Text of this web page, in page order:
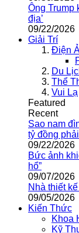
Ông Trump
địa’
09/22/2026
Giải Trí
Điện
Du
Thể
Vui Lạ
Featured
Recent
Sao nam
tỷ đồng
09/22/2026
Bức ảnh
hổ”
09/07/2026
Nhà thiết
09/05/2026
Kiến Thức
Khoa
Kỹ